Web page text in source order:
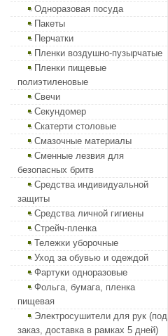
Одноразовая посуда
Пакеты
Перчатки
Пленки воздушно-пузырчатые
Пленки пищевые
полиэтиленовые
Свечи
Секундомер
Скатерти столовые
Смазочные материалы
Сменные лезвия для
безопасных бритв
Средства индивидуальной
защиты
Средства личной гигиены
Стрейч-пленка
Тележки уборочные
Уход за обувью и одеждой
Фартуки одноразовые
Фольга, бумага, пленка
пищевая
Электросушители для рук (под
заказ, доставка в рамках 5 дней)